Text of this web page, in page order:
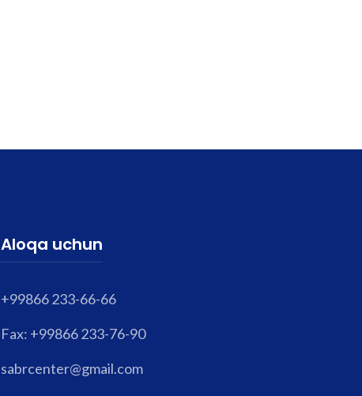
Aloqa uchun
+99866 233-66-66
Fax: +99866 233-76-90
sabrcenter@gmail.com